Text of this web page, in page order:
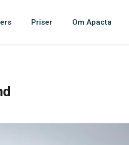
Priser Om Apacta